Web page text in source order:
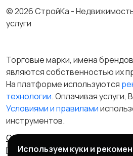
© 2026 СтройКа -
услуги
Торговые марки, имена
являются собственностью их
На платформе используются
технологии. Оплачивая услуги,
Условиями и правилами
инструментов.
Отказ от ответственности
Политика конфиденциальности
Используем куки и